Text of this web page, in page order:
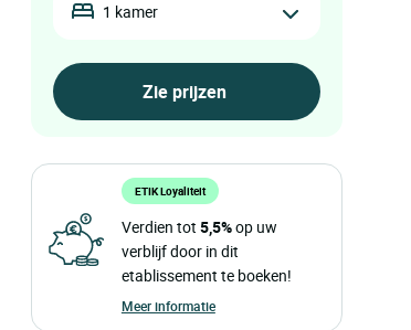
1 kamer
ETIK Loyaliteit
Verdien tot 5,5%op uw
verblijf door in dit
etablissement te boeken!
Meer informatie